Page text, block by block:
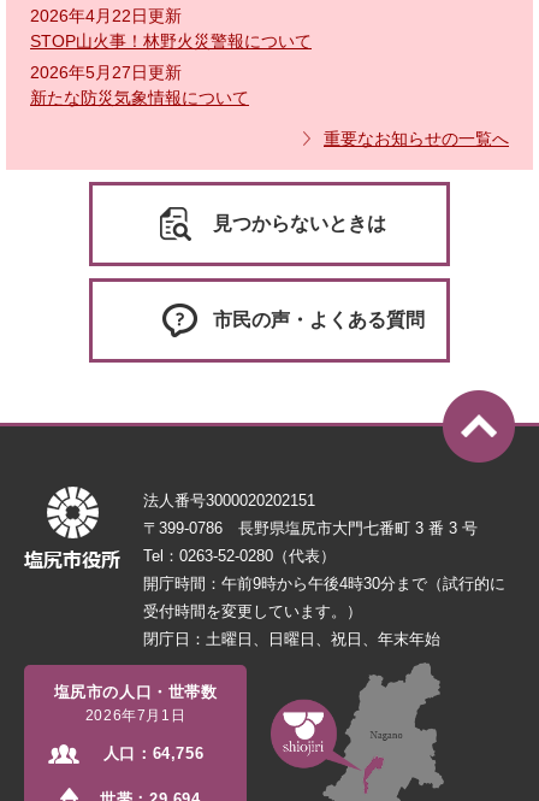
2026年4月22日更新
STOP山火事！林野火災警報について
2026年5月27日更新
新たな防災気象情報について
重要なお知らせの一覧へ
見つからないときは
市民の声・よくある質問
法人番号3000020202151
〒399-0786 長野県塩尻市大門七番町 3 番 3 号
Tel：0263-52-0280（代表）
開庁時間：午前9時から午後4時30分まで（試行的に
受付時間を変更しています。）
閉庁日：土曜日、日曜日、祝日、年末年始
塩尻市の人口・世帯数
2026年7月1日
人口： 64,756